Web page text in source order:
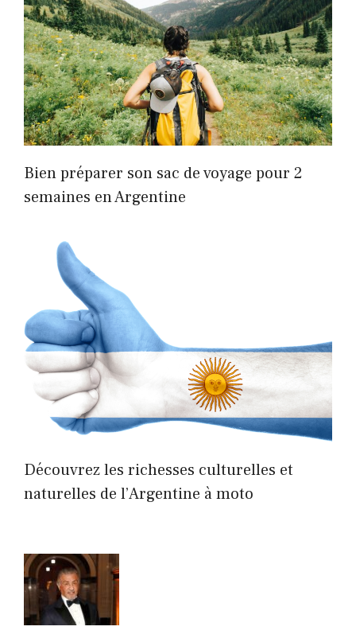
Bien préparer son sac de voyage pour 2
semaines en Argentine
Découvrez les richesses culturelles et
naturelles de l’Argentine à moto